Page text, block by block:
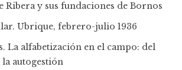
Ribera y sus fundaciones de Bornos
Ubrique, febrero-julio 1936
La alfabetización en el campo: del
la autogestión